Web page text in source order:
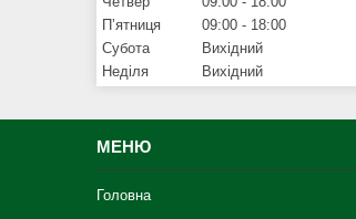
Пʼятниця
09:00
18:00
Субота
Вихідний
Неділя
Вихідний
МЕНЮ
Головна